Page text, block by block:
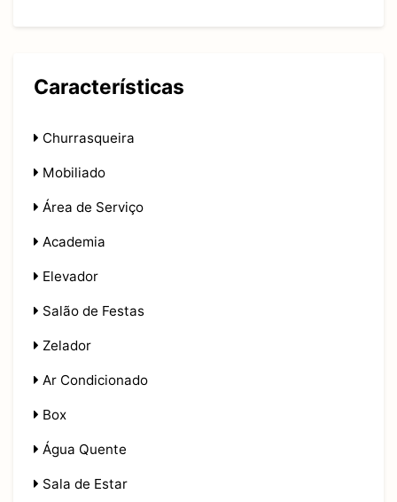
Características
Churrasqueira
Mobiliado
Área de Serviço
Academia
Elevador
Salão de Festas
Zelador
Ar Condicionado
Box
Água Quente
Sala de Estar